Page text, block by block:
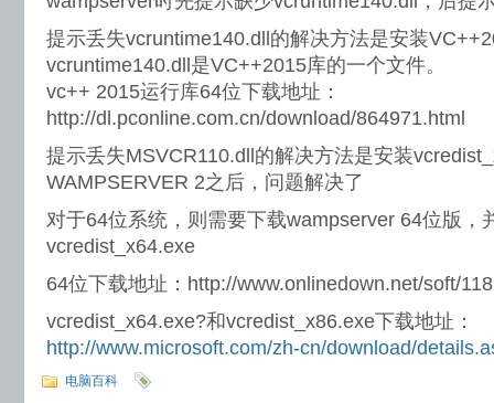
提示丢失vcruntime140.dll的解决方法是安装
vcruntime140.dll是VC++2015库的一个文件。
vc++ 2015运行库64位下载地址：
http://dl.pconline.com.cn/download/864971.html
提示丢失MSVCR110.dll的解决方法是安装
WAMPSERVER 2之后，问题解决了
对于64位系统，则需要下载wampserver 64位版，
vcredist_x64.exe
64位下载地址：http://www.onlinedown.net/soft/
vcredist_x64.exe?和vcredist_x86.exe下载地址：
http://www.microsoft.com/zh-cn/download/
电脑百科